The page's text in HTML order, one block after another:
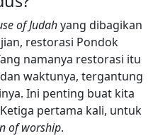
of Judahyang dibagikan
restorasi Pondok
namanya restorasi itu
waktunya, tergantung
Ini penting buat kita
pertama kali, untuk
of worship.